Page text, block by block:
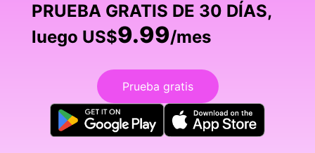
PRUEBA GRATIS DE 30 DÍAS,
luego US$9.99/mes
Prueba gratis